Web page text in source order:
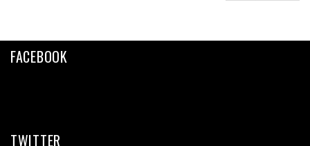
Twitter
FACEBOOK
TWITTER